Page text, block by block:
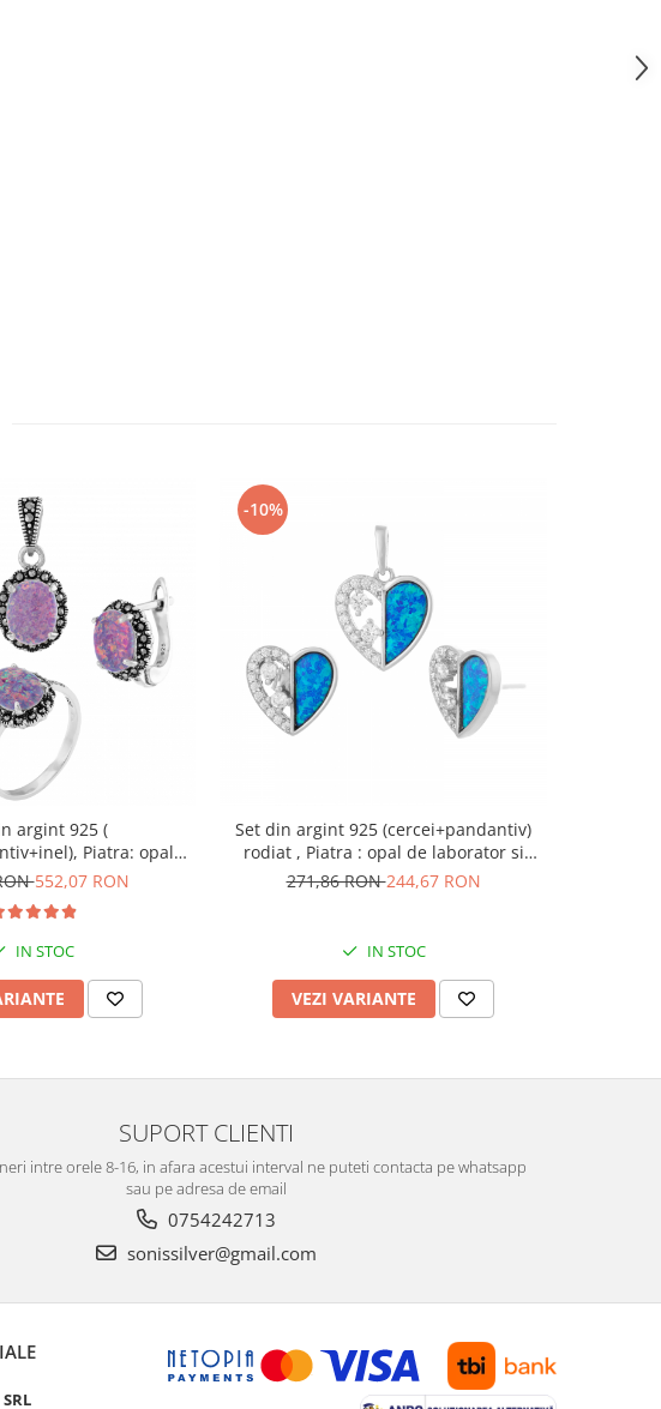
argint 925 (
Piatra: opal
Culoare: mov,
552,07 RON
IN STOC
-10%
Set din argint 925 (cercei+pandantiv)
rodiat , Piatra : opal de laborator si
cubic zirconia , Culoare : albastru si
271,86 RON244,67 RON
IN STOC
VEZI VARIANTE
SUPORT CLIENTI
intre orele 8-16, in afara acestui interval ne puteti contacta pe whatsapp
sau pe adresa de email
0754242713
sonissilver@gmail.com